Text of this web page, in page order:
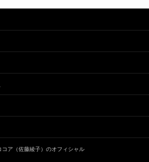
コア（佐藤綾子）のオフィシャル